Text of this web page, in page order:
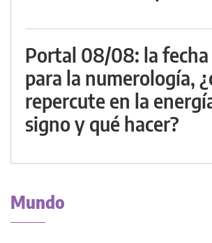
Portal 08/08: la fecha
para la numerología,
repercute en la
signo y qué hacer?
Mundo